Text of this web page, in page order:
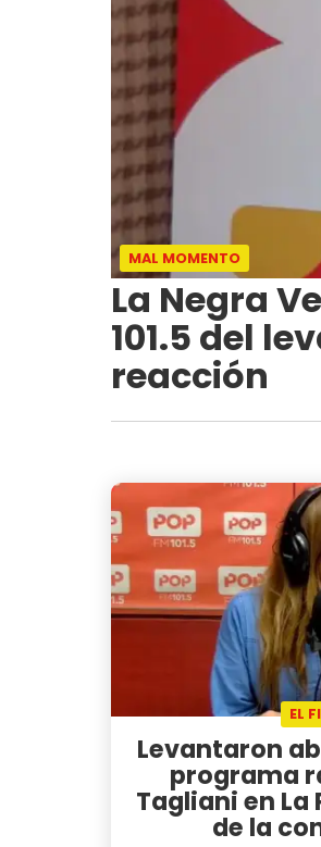
MAL MOMENTO
La Negra
101.5 del
reacción
EL
Levantaron
programa
Tagliani en La
de la